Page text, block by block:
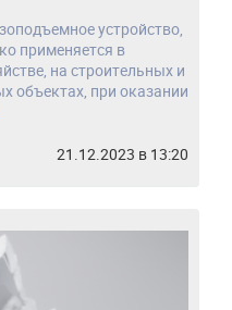
устройство,
применяется в
на строительных и
объектах, при оказании
21.12.2023 в 13:20